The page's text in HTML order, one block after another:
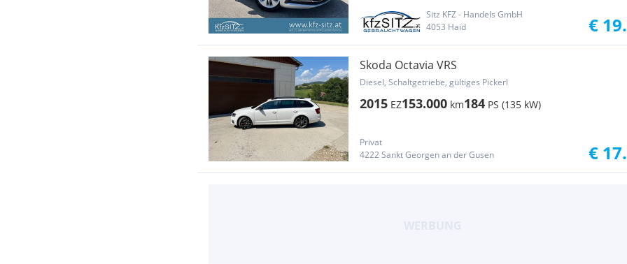
Sitz KFZ - Handels GmbH
4053 Haid
€
Skoda Octavia VRS
Diesel, Schaltgetriebe, gültiges Pickerl
2015 EZ153.000 km184 PS (135 kW)
Privat
4222 Sankt Georgen an der Gusen
€